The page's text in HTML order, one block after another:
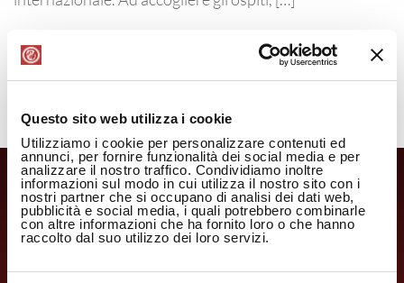
Questo sito web utilizza i cookie
Utilizziamo i cookie per personalizzare contenuti ed
annunci, per fornire funzionalità dei social media e per
analizzare il nostro traffico. Condividiamo inoltre
informazioni sul modo in cui utilizza il nostro sito con i
nostri partner che si occupano di analisi dei dati web,
pubblicità e social media, i quali potrebbero combinarle
con altre informazioni che ha fornito loro o che hanno
raccolto dal suo utilizzo dei loro servizi.